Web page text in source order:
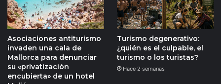
Asociaciones antiturismo
invaden una cala de
Mallorca para denunciar
su «privatización
encubierta» de un hotel
Turismo degenerativo:
¿quién es el culpable, el
turismo o los turistas?
Hace 2 semanas